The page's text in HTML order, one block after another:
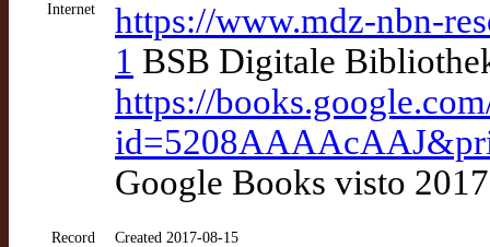
Internet
https://www.mdz-nbn-
1 BSB Digitale
https://
Google Books visto
Record Created 2017-08-15